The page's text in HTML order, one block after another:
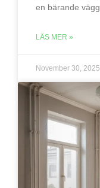
en bärande vägg
LÄS MER »
November 30, 2025